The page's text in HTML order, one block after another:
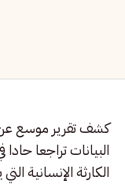
البيانات تراجعا
الكارثة الإنسانية